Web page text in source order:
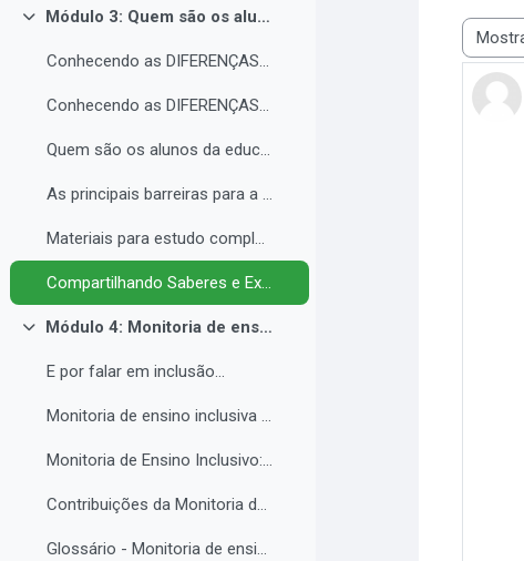
Colapsar
Módulo 3: Quem são os alunos da educação inclusiva.
Conhecendo as DIFERENÇAS para promover a IGUALDADE com EQUIDADE.
Conhecendo as DIFERENÇAS para promover a IGUALDADE com EQUIDADE.
Quem são os alunos da educação inclusiva.
As principais barreiras para a inclusão.
Materiais para estudo complementar - Módulo 3.
Compartilhando Saberes e Experiências. 2
Colapsar
Módulo 4: Monitoria de ensino inclusiva no processo formativo de estudantes com Necessidades Educacionais Específicas - NEE no contexto da Educação Profissional e Tecnológica.
E por falar em inclusão...
Monitoria de ensino inclusiva junto a estudante com Necessidades Educacionais Específicas - NEE no contexto da Educação Profissional e Tecnológica.
Monitoria de Ensino Inclusivo: Conceitos e Objetivos.
Contribuições da Monitoria de ensino inclusiva para o estudante com Necessidades Educacionais Específicas.
Glossário - Monitoria de ensino e educação inclusiva.
Mostrar